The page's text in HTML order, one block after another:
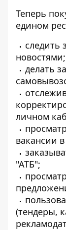
Теперь
едином
следить
новостями;
делать
личном
вакансии
"АТБ";
(тендеры,